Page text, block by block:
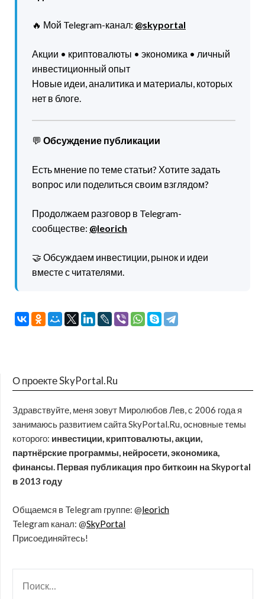
🔥 Мой Telegram-канал: @skyportal
Акции • криптовалюты • экономика • личный
инвестиционный опыт
Новые идеи, аналитика и материалы, которых
нет в блоге.
💬 Обсуждение публикации
Есть мнение по теме статьи? Хотите задать
вопрос или поделиться своим взглядом?
Продолжаем разговор в Telegram-
сообществе: @leorich
🤝 Обсуждаем инвестиции, рынок и идеи
вместе с читателями.
О проекте SkyPortal.Ru
Здравствуйте, меня зовут Миролюбов Лев, с 2006 года я
занимаюсь развитием сайта SkyPortal.Ru, основные темы
которого: инвестиции, криптовалюты, акции,
партнёрские программы, нейросети, экономика,
финансы. Первая публикация про биткоин на Skyportal
в 2013 году
Общаемся в Telegram группе: @leorich
Telegram канал: @SkyPortal
Присоединяйтесь!